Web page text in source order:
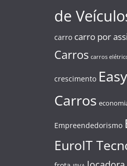
de
carro carro por
Carros carros
crescimento Easy
Carros
Empreendedorismo
EuroIT